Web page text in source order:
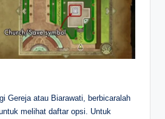
Gereja atau Biarawati, berbicaralah
melihat daftar opsi. Untuk